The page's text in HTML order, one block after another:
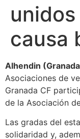
causa
Alhendin
Asociaciones de
Granada CF
de la Asociación
Las gradas del
solidaridad y,